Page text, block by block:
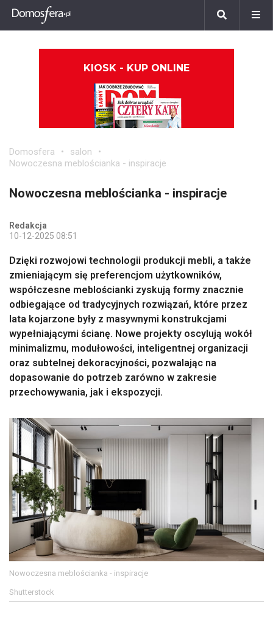
KIOSK - KUP ONLINE
Domosfera
salon
Nowoczesna meblościanka - inspiracje
Nowoczesna meblościanka - inspiracje
Redakcja
10-12-2025 08:51
Dzięki rozwojowi technologii produkcji mebli, a także
zmieniającym się preferencjom użytkowników,
współczesne meblościanki zyskują formy znacznie
odbiegające od tradycyjnych rozwiązań, które przez
lata kojarzone były z masywnymi konstrukcjami
wypełniającymi ścianę. Nowe projekty oscylują wokół
minimalizmu, modułowości, inteligentnej organizacji
oraz subtelnej dekoracyjności, pozwalając na
dopasowanie do potrzeb zarówno w zakresie
przechowywania, jak i ekspozycji.
Nowoczesna meblościanka - inspiracje
Shutterstock